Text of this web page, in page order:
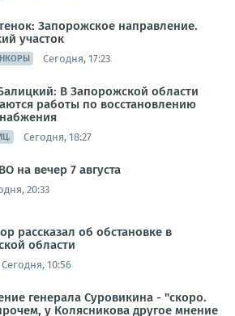
Запорожское направление.
участок
Сегодня, 17:23
В Запорожской области
работы по восстановлению
Сегодня, 18:27
на вечер 7 августа
20:33
рассказал об обстановке в
области
Сегодня, 10:56
генерала Суровикина - "скоро.
у Колясникова другое мнение